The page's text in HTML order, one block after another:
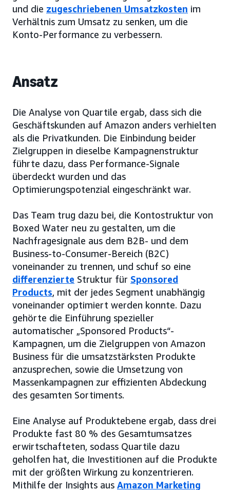
und die zugeschriebenen Umsatzkosten im
Verhältnis zum Umsatz zu senken, um die
Konto-Performance zu verbessern.
Ansatz
Die Analyse von Quartile ergab, dass sich die
Geschäftskunden auf Amazon anders verhielten
als die Privatkunden. Die Einbindung beider
Zielgruppen in dieselbe Kampagnenstruktur
führte dazu, dass Performance-Signale
überdeckt wurden und das
Optimierungspotenzial eingeschränkt war.
Das Team trug dazu bei, die Kontostruktur von
Boxed Water neu zu gestalten, um die
Nachfragesignale aus dem B2B- und dem
Business-to-Consumer-Bereich (B2C)
voneinander zu trennen, und schuf so eine
differenzierte Struktur für Sponsored
Products, mit der jedes Segment unabhängig
voneinander optimiert werden konnte. Dazu
gehörte die Einführung spezieller
automatischer „Sponsored Products“-
Kampagnen, um die Zielgruppen von Amazon
Business für die umsatzstärksten Produkte
anzusprechen, sowie die Umsetzung von
Massenkampagnen zur effizienten Abdeckung
des gesamten Sortiments.
Eine Analyse auf Produktebene ergab, dass drei
Produkte fast 80 % des Gesamtumsatzes
erwirtschafteten, sodass Quartile dazu
geholfen hat, die Investitionen auf die Produkte
mit der größten Wirkung zu konzentrieren.
Mithilfe der Insights aus Amazon Marketing